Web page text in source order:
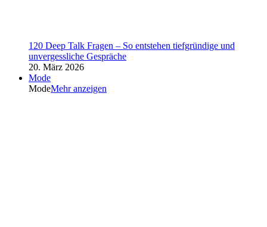
120 Deep Talk Fragen – So entstehen tiefgründige und
unvergessliche Gespräche
20. März 2026
Mode
ModeMehr anzeigen